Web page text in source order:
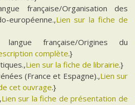
française/Organisation des
européenne.,Lien sur la fiche de
française/Origines du
complète.}
Lien sur la fiche de librairie.}
(France et Espagne).,Lien sur
cet ouvrage.}
Lien sur la fiche de présentation de